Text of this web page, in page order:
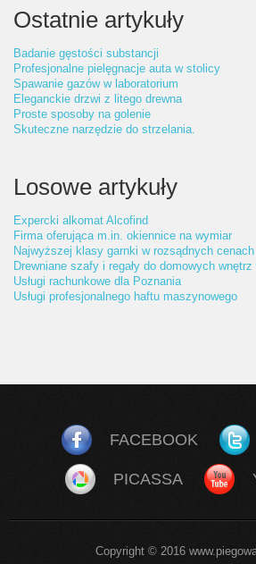
Ostatnie artykuły
Badanie gęstości substancji
Profesjonalne pielęgnacje auta w stolicy
Spawanie gazów w laboratorium
Eleganckie drzwi z litego drewna
Proste sposoby na golenie
Skuteczne narzędzie do strzelania.
Losowe artykuły
Expercki alkomat Alcofind
Firma oferująca m.in. okiennice na wymiar
Najwyższej klasy garnki w rozsądnych cenach
Drewniane szafy i regały do domowych
Usługi rachunkowe dla Poznania
Usługi profesjonalnego haftu maszynowego
FACEBOOK
PICASSA
Copyright © 2016